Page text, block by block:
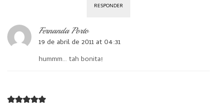
RESPONDER
Fernanda Porto
19 de abril de 2011 at 04:31
hummm… tah bonita!